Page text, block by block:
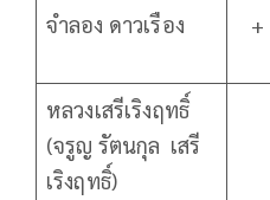
จำลอง ดาวเรือง +
หลวงเสรีเริงฤทธิ์
(จรูญ รัตนกุล เสรี
เริงฤทธิ์)